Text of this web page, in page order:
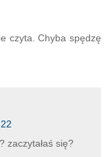
czyta. Chyba spędzę
zaczytałaś się?